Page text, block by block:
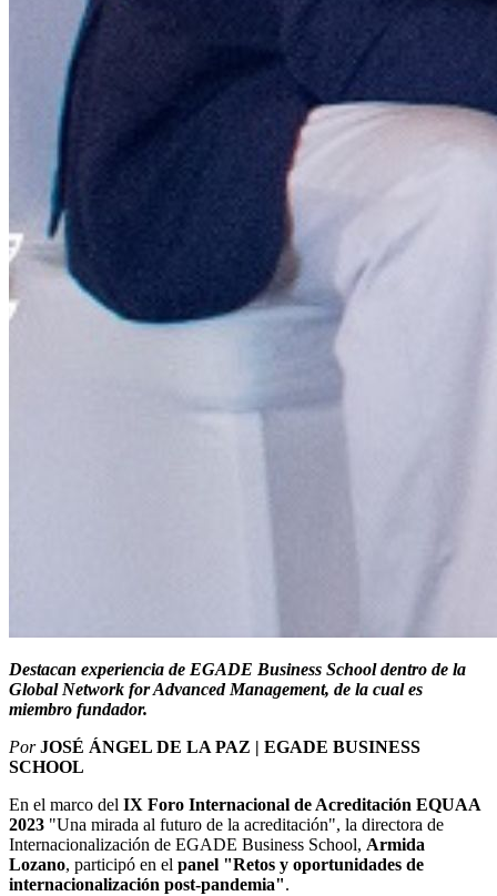
Destacan experiencia de EGADE Business School dentro de la
Global Network for Advanced Management, de la cual es
miembro fundador.
PorJOSÉ ÁNGEL DE LA PAZ | EGADE BUSINESS
SCHOOL
En el marco del IX Foro Internacional de Acreditación EQUAA
2023 "Una mirada al futuro de la acreditación", la directora de
Internacionalización de EGADE Business School, Armida
Lozano, participó en el panel "Retos y oportunidades de
internacionalización post-pandemia".